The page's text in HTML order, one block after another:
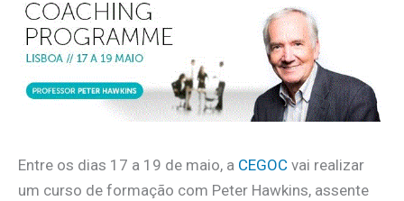
Entre os dias 17 a 19 de maio, a CEGOC vai realizar
um curso de formação com Peter Hawkins, assente